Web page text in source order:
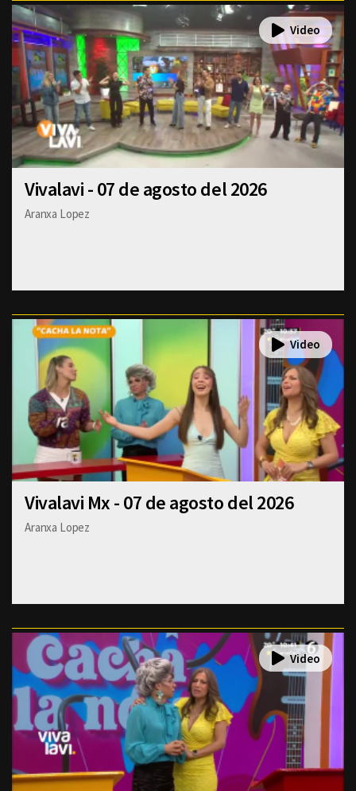
Vivalavi - 07 de agosto del 2026
Aranxa Lopez
Vivalavi Mx - 07 de agosto del 2026
Aranxa Lopez